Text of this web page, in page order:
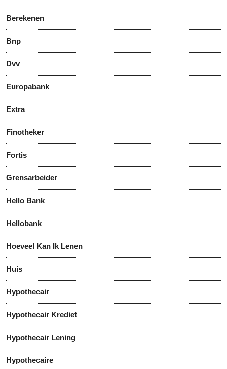
Berekenen
Bnp
Dvv
Europabank
Extra
Finotheker
Fortis
Grensarbeider
Hello Bank
Hellobank
Hoeveel Kan Ik Lenen
Huis
Hypothecair
Hypothecair Krediet
Hypothecair Lening
Hypothecaire